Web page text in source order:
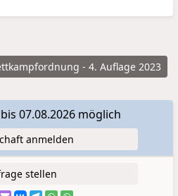
- 4. Auflage 2023
07.08.2026 möglich
anmelden
stellen